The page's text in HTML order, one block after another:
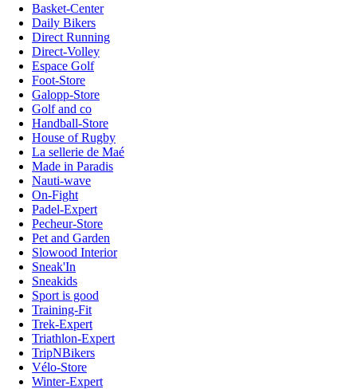
Basket-Center
Daily Bikers
Direct Running
Direct-Volley
Espace Golf
Foot-Store
Galopp-Store
Golf and co
Handball-Store
House of Rugby
La sellerie de Maé
Made in Paradis
Nauti-wave
On-Fight
Padel-Expert
Pecheur-Store
Pet and Garden
Slowood Interior
Sneak'In
Sneakids
Sport is good
Training-Fit
Trek-Expert
Triathlon-Expert
TripNBikers
Vélo-Store
Winter-Expert